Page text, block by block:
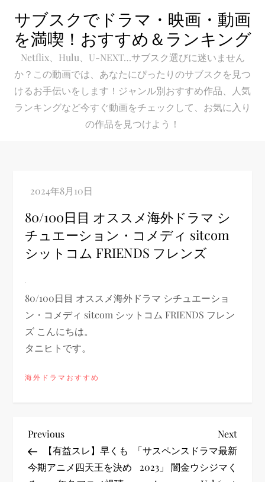
content
サブスクでドラマ・映画・動画
を満喫！おすすめ＆ランキング
Netflix、Hulu、U-NEXT…サブスク選びに迷いません
か？この動画では、あなたにぴったりのサブスクを見つ
けるお手伝いをします！ジャンル別おすすめ作品、人気
ランキングなど今すぐ動画をチェックして、お気に入り
の作品を見つけよう！
80/100日目 オススメ海外ドラマ シ
チュエーション・コメディ sitcom
シットコム FRIENDS フレンズ
80/100日目 オススメ海外ドラマ シチュエーショ
ン・コメディ sitcom シットコム FRIENDS フレン
ズ こんにちは。
タニヒトです。
海外ドラマおすすめ
投
稿
Previous
Post
Previous
【有益スレ】早くも
今期アニメ四天王を決め
Next
Post
Next
「サスペンスドラマ最新
2023」 闇金ウシジマく